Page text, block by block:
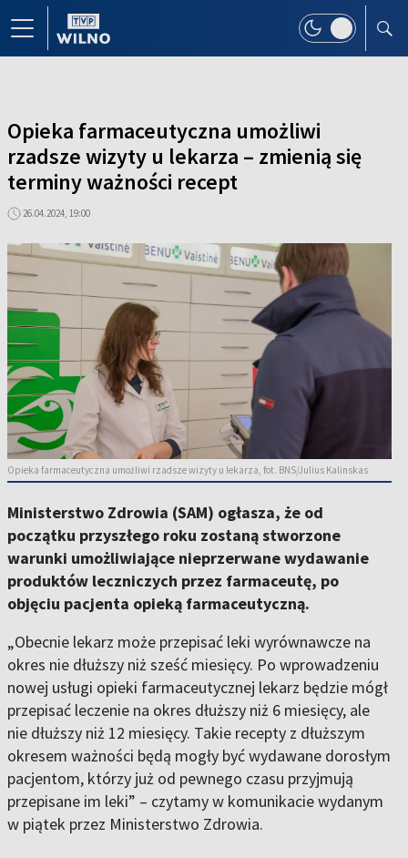
Opieka farmaceutyczna umożliwi
rzadsze wizyty u lekarza – zmienią się
terminy ważności recept
26.04.2024, 19:00
Opieka farmaceutyczna umożliwi rzadsze wizyty u lekarza, fot. BNS/Julius Kalinskas
Ministerstwo Zdrowia (SAM) ogłasza, że od
początku przyszłego roku zostaną stworzone
warunki umożliwiające nieprzerwane wydawanie
produktów leczniczych przez farmaceutę, po
objęciu pacjenta opieką farmaceutyczną.
„Obecnie lekarz może przepisać leki wyrównawcze na
okres nie dłuższy niż sześć miesięcy. Po wprowadzeniu
nowej usługi opieki farmaceutycznej lekarz będzie mógł
przepisać leczenie na okres dłuższy niż 6 miesięcy, ale
nie dłuższy niż 12 miesięcy. Takie recepty z dłuższym
okresem ważności będą mogły być wydawane dorosłym
pacjentom, którzy już od pewnego czasu przyjmują
przepisane im leki” – czytamy w komunikacie wydanym
w piątek przez Ministerstwo Zdrowia.